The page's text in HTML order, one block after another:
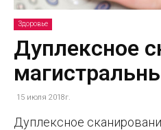
Здоровье
Дуплексное
15 июля 2018г.
Дуплексное